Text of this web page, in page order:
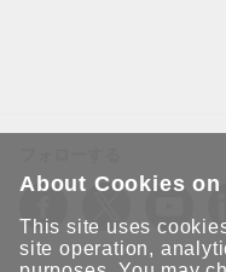
About Cookies
This site uses
site operation,